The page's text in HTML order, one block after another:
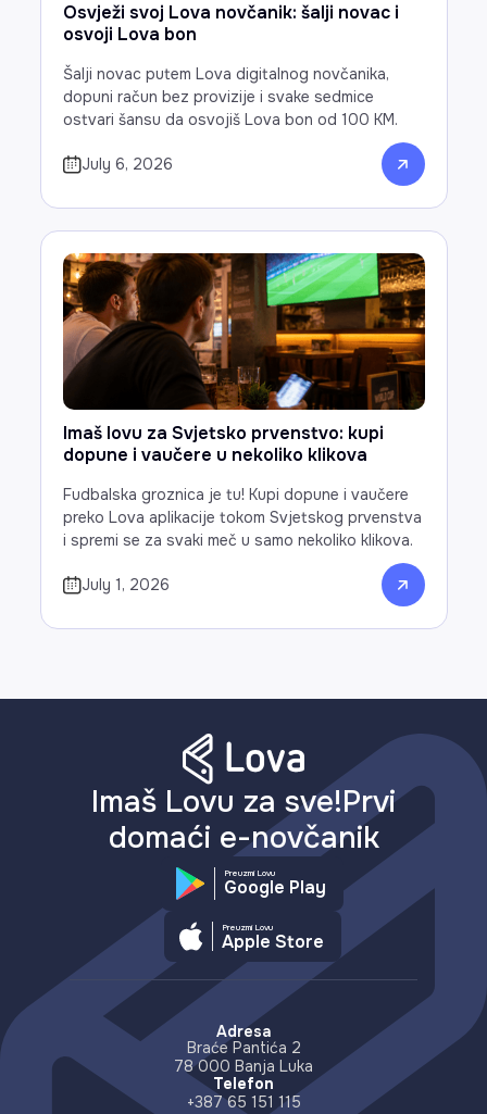
Osvježi svoj Lova novčanik: šalji novac i
osvoji Lova bon
Šalji novac putem Lova digitalnog novčanika,
dopuni račun bez provizije i svake sedmice
ostvari šansu da osvojiš Lova bon od 100 KM.
July 6, 2026
Imaš lovu za Svjetsko prvenstvo: kupi
dopune i vaučere u nekoliko klikova
Fudbalska groznica je tu! Kupi dopune i vaučere
preko Lova aplikacije tokom Svjetskog prvenstva
i spremi se za svaki meč u samo nekoliko klikova.
July 1, 2026
Imaš Lovu za sve!Prvi
domaći e-novčanik
Preuzmi Lovu
Google Play
Preuzmi Lovu
Apple Store
Adresa
Braće Pantića 2
78 000 Banja Luka
Telefon
+387 65 151 115